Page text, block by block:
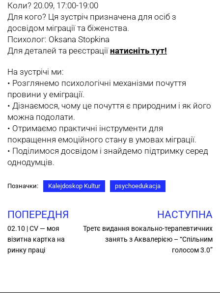
Коли? 20.09, 17:00-19:00
Для кого? Ця зустріч призначена для осіб з
досвідом міграції та біженства.
Психолог: Oksana Stopkina
Для деталей та реєстрації натисніть тут!
На зустрічі ми:
•‎ Розглянемо психологічні механізми почуття
провини у еміграції.
•‎ Дізнаємося, чому це почуття є природним і як його
можна подолати.
•‎ Отримаємо практичні інструменти для
покращення емоційного стану в умовах міграції.
•‎ Поділимося досвідом і знайдемо підтримку серед
однодумців.
Позначки: Kalejdoskop Kultur psychoedukacja
ПОПЕРЕДНЯ
02.10 | CV — моя
візитна картка на
ринку праці
НАСТУПНА
Третє видання вокально-терапевтичних
занять з Аквалерією – “Спільним
голосом 3.0”